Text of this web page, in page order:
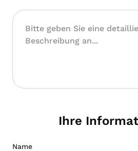
Ihre
Name